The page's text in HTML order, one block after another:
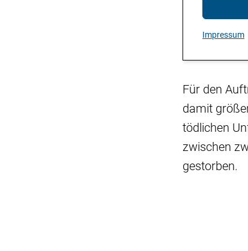
Impressum
Für den
damit
tödlichen
zwischen
gestorben.